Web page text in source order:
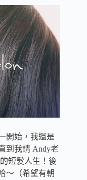
開始，我還是
到我請 Andy老
短髮人生！後
～（希望有朝